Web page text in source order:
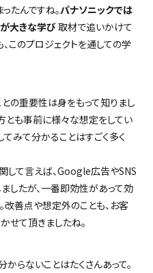
たんですね。パナソニックでは
大きな学び取材で追いかけて
このプロジェクトを通しての学
の重要性は身をもって知りまし
とも事前に様々な想定をしてい
てみて分かることはすごく多く
して言えば、Google広告やSNS
したが、一番即効性があって効
改善点や想定外のことも、お客
せて頂きましたね。
らないことはたくさんあって。